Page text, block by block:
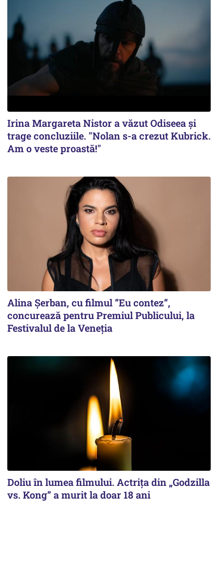
Irina Margareta Nistor a văzut Odiseea şi
trage concluziile. "Nolan s-a crezut Kubrick.
Am o veste proastă!"
Alina Șerban, cu filmul ”Eu contez”,
concurează pentru Premiul Publicului, la
Festivalul de la Veneția
Doliu în lumea filmului. Actrița din „Godzilla
vs. Kong” a murit la doar 18 ani